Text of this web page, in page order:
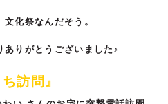
化祭なんだそう。
ありがとうございました♪
訪問』